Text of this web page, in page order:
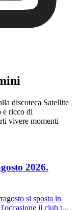
discoteca Satellite
e ricco di
vivere momenti
2026.
si sposta in
il club t...